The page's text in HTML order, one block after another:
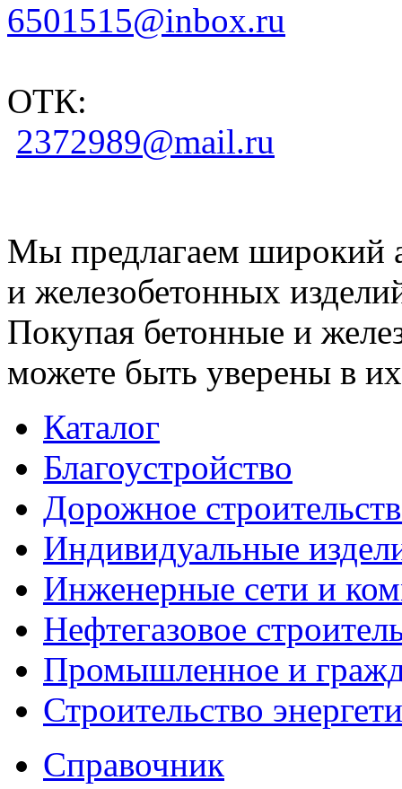
6501515@inbox.ru
ОТК:
2372989@mail.ru
Мы предлагаем широкий
и железобетонных
Покупая бетонные и
можете быть уверены в их
Каталог
Благоустройство
Дорожное
Индивидуальные
Инженерные сети и
Нефтегазовое
Промышленное и
Строительство
Справочник